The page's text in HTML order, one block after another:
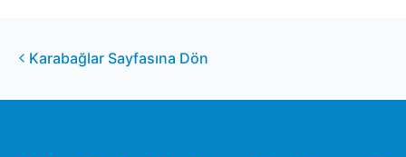
Karabağlar Sayfasına Dön